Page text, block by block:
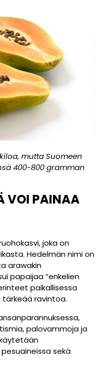
mutta Suomeen
400-800 gramman
VOI PAINAA
joka on
Hedelmän nimi on
arawakin
papaijaa “enkelien
paikallisessa
tärkeää ravintoa.
palovammoja ja
sekä